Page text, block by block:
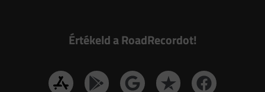
Értékeld a RoadRecordot!